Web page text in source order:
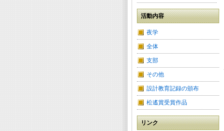
活動内容
夜学
全体
支部
その他
設計教育記録の頒布
松遙賞受賞作品
リンク